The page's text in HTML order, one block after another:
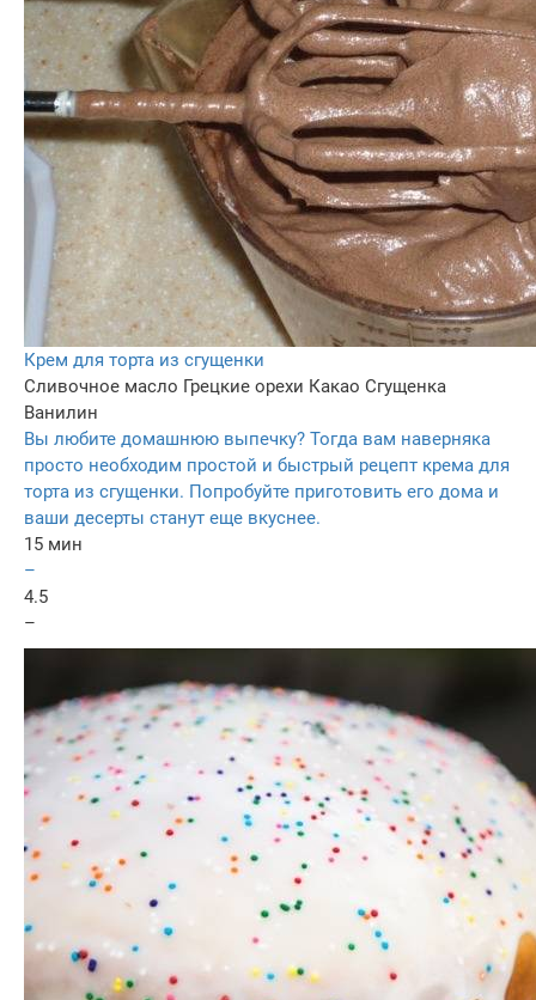
Крем для торта из сгущенки
Сливочное масло Грецкие орехи Какао Сгущенка
Ванилин
Вы любите домашнюю выпечку? Тогда вам наверняка
просто необходим простой и быстрый рецепт крема для
торта из сгущенки. Попробуйте приготовить его дома и
ваши десерты станут еще вкуснее.
15 мин
–
4.5
–